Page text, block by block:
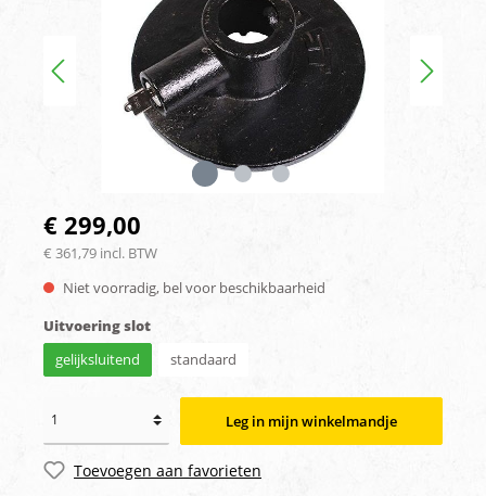
€ 299,00
€ 361,79 incl. BTW
Niet voorradig, bel voor beschikbaarheid
Uitvoering slot
gelijksluitend
standaard
Leg in mijn winkelmandje
Toevoegen aan favorieten